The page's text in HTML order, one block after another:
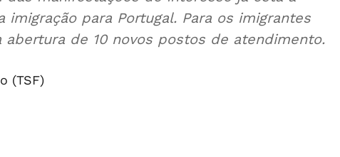
para Portugal. Para os imigrantes
abertura de 10 novos postos de atendimento.
(TSF)